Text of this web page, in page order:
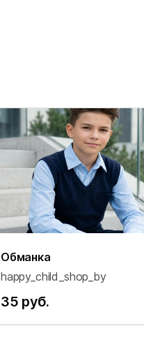
Обманка
happy_child_shop_by
35 руб.